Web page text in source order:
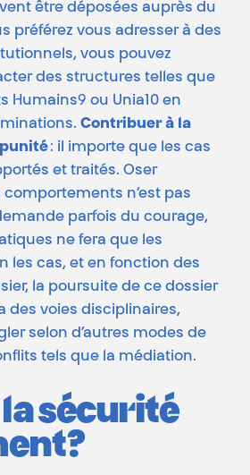
être déposées auprès du
préférez vous adresser à des
vous pouvez
des structures telles que
Humains9 ou Unia10 en
Contribuer à la
: il importe que les cas
et traités. Oser
n’est pas
parfois du courage,
ne fera que les
les cas, et en fonction des
la poursuite de ce dossier
des voies disciplinaires,
selon d’autres modes de
tels que la médiation.
sécurité
?